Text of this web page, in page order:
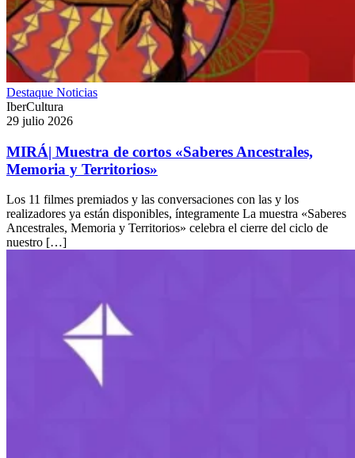
Destaque Noticias
IberCultura
29 julio 2026
MIRÁ| Muestra de cortos «Saberes Ancestrales,
Memoria y Territorios»
Los 11 filmes premiados y las conversaciones con las y los
realizadores ya están disponibles, íntegramente La muestra «Saberes
Ancestrales, Memoria y Territorios» celebra el cierre del ciclo de
nuestro […]